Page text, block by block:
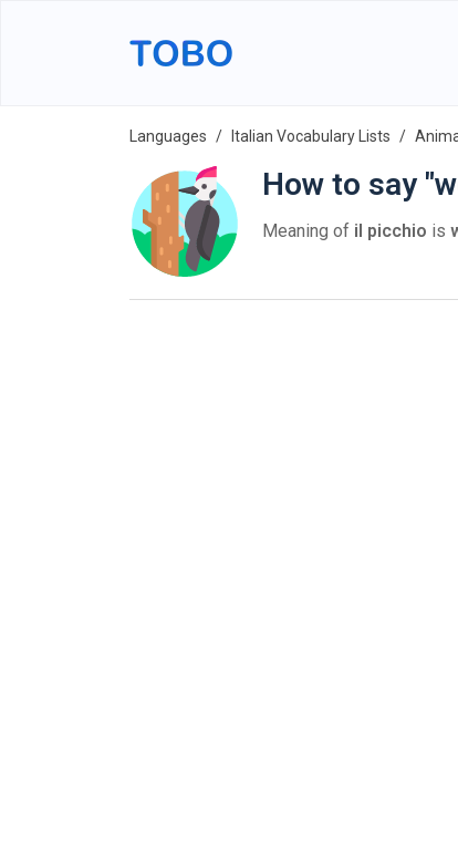
Languages Italian Vocabulary Lists
How to say
Meaning of il picchio is